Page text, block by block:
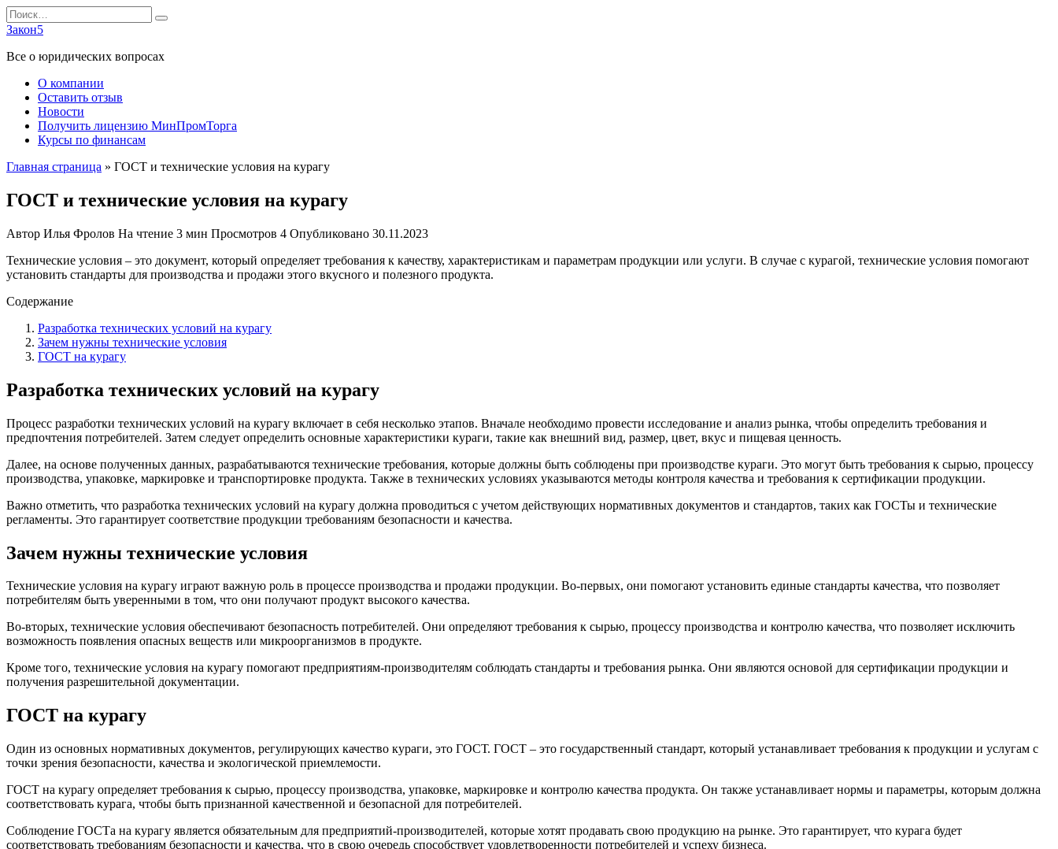
Перейти
к
Search
for:
Закон5
Все о юридических вопросах
О компании
Оставить отзыв
Новости
Получить лицензию МинПромТорга
Курсы по финансам
Главная страница » ГОСТ и технические условия на курагу
ГОСТ и технические условия на курагу
Автор Илья Фролов На чтение 3 мин Просмотров 4 Опубликовано 30.11.2023
Технические условия – это документ, который определяет требования к качеству, характеристикам и параметрам продукции или услуги. В случае с курагой, технические условия помогают
установить стандарты для производства и продажи этого вкусного и полезного продукта.
Содержание
Разработка технических условий на курагу
Зачем нужны технические условия
ГОСТ на курагу
Разработка технических условий на курагу
Процесс разработки технических условий на курагу включает в себя несколько этапов. Вначале необходимо провести исследование и анализ рынка, чтобы определить требования и
предпочтения потребителей. Затем следует определить основные характеристики кураги, такие как внешний вид, размер, цвет, вкус и пищевая ценность.
Далее, на основе полученных данных, разрабатываются технические требования, которые должны быть соблюдены при производстве кураги. Это могут быть требования к сырью, процессу
производства, упаковке, маркировке и транспортировке продукта. Также в технических условиях указываются методы контроля качества и требования к сертификации продукции.
Важно отметить, что разработка технических условий на курагу должна проводиться с учетом действующих нормативных документов и стандартов, таких как ГОСТы и технические
регламенты. Это гарантирует соответствие продукции требованиям безопасности и качества.
Зачем нужны технические условия
Технические условия на курагу играют важную роль в процессе производства и продажи продукции. Во-первых, они помогают установить единые стандарты качества, что позволяет
потребителям быть уверенными в том, что они получают продукт высокого качества.
Во-вторых, технические условия обеспечивают безопасность потребителей. Они определяют требования к сырью, процессу производства и контролю качества, что позволяет исключить
возможность появления опасных веществ или микроорганизмов в продукте.
Кроме того, технические условия на курагу помогают предприятиям-производителям соблюдать стандарты и требования рынка. Они являются основой для сертификации продукции и
получения разрешительной документации.
ГОСТ на курагу
Один из основных нормативных документов, регулирующих качество кураги, это ГОСТ. ГОСТ – это государственный стандарт, который устанавливает требования к продукции и услугам с
точки зрения безопасности, качества и экологической приемлемости.
ГОСТ на курагу определяет требования к сырью, процессу производства, упаковке, маркировке и контролю качества продукта. Он также устанавливает нормы и параметры, которым должна
соответствовать курага, чтобы быть признанной качественной и безопасной для потребителей.
Соблюдение ГОСТа на курагу является обязательным для предприятий-производителей, которые хотят продавать свою продукцию на рынке. Это гарантирует, что курага будет
соответствовать требованиям безопасности и качества, что в свою очередь способствует удовлетворенности потребителей и успеху бизнеса.